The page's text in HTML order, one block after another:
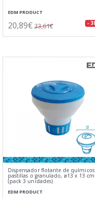
EDM PRODUCT
20,89€ 33,61€ -
Dispensador flotante de
pastillas o granulado, ø13 x 13 cm
(pack 3 unidades)
EDM PRODUCT